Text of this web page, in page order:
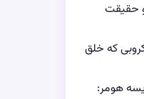
و حقیقت
که خلق
هومر: